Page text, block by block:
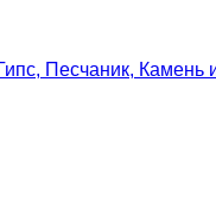
Песчаник, Камень